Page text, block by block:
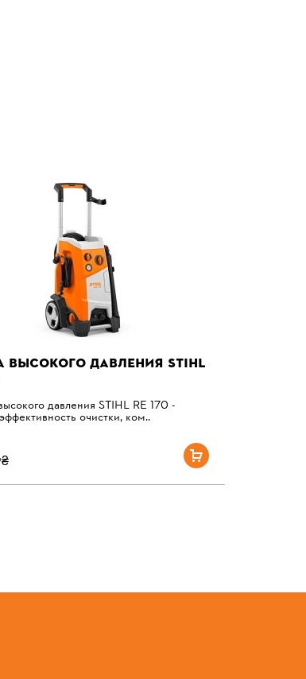
ВЫСОКОГО ДАВЛЕНИЯ STIHL
давления STIHL RE 170 -
очистки, ком..